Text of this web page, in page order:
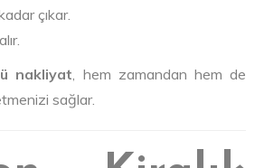
çıkar.
nakliyat, hem zamandan hem de
sağlar.